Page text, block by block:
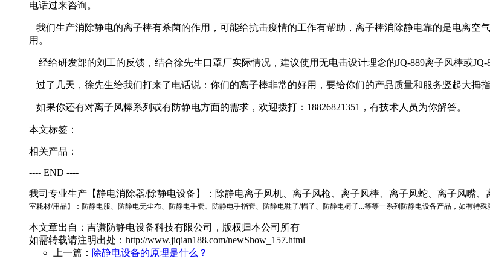
电话过来咨询。
我们生产消除静电的离子棒有杀菌的作用，可能给抗击疫情的工作有帮助，离子棒消除静电靠的是电离空
用。
经给研发部的刘工的反馈，结合徐先生口罩厂实际情况，建议使用无电击设计理念的JQ-889离子风棒或
过了几天，徐先生给我们打来了电话说：你们的离子棒非常的好用，要给你们的产品质量和服务竖起大拇
如果你还有对离子风棒系列或有防静电方面的需求，欢迎拨打：18826821351，有技术人员为你解答。
本文标签：
相关产品：
---- END ----
我司专业生产【静电消除器/除静电设备】：除静电离子风机、离子风枪、离子风棒、离子风蛇、离子风嘴
室耗材/用品】：防静电服、防静电无尘布、 防静电手套、防静电手指套、 防静电鞋子/帽子、防静电椅子...等等一系列防静电设备产品，如有特殊
本文章出自：吉谦防静电设备科技有限公司，版权归本公司所有
如需转载请注明出处： http://www.jiqian188.com/newShow_157.html
上一篇： 除静电设备的原理是什么？